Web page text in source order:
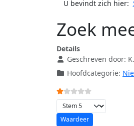
U bevindt zich hier:
Zoek
Details
Geschreven door:
Hoofdcategorie:
Gebruikerswaardering:
Voeg waardering toe